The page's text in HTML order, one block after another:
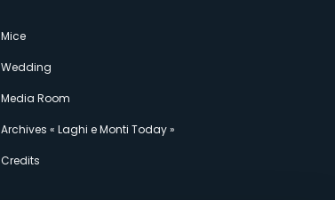
Mice
Wedding
Media Room
Archives « Laghi e Monti Today »
Credits